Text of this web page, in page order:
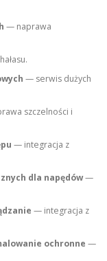
— naprawa
— serwis dużych
szczelności i
— integracja z
dla napędów—
— integracja z
ochronne —